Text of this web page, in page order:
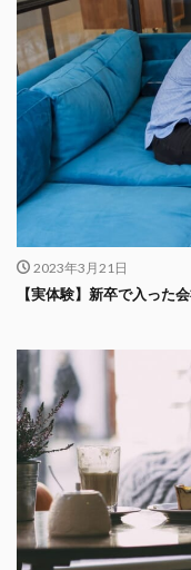
2023年3月21日
【実体験】新卒で入った